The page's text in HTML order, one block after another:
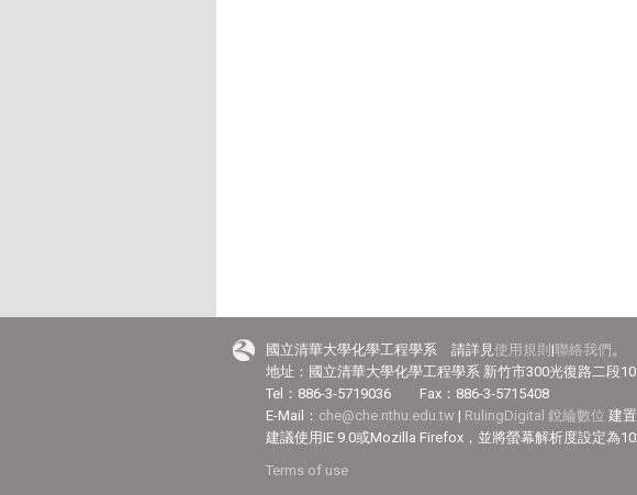
國立清華大學化學工程學系 請詳見 使用規則|聯絡我們 。
地址：國立清華大學化學工程學系 新竹市300光復路二段
Tel：886-3-5719036 Fax：886-3-5715408
E-Mail： che@che.nthu.edu.tw | RulingDigital 銳綸數位 建置
建議使用IE 9.0或Mozilla Firefox，並將螢幕解析度設定為
Terms of use